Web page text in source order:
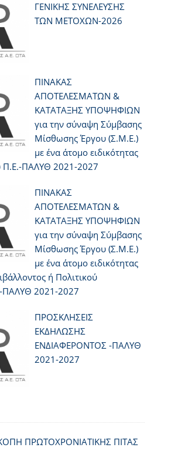
ΓΕΝΙΚΗΣ ΣΥΝΕΛΕΥΣΗΣ
ΤΩΝ ΜΕΤΟΧΩΝ-2026
ΠΙΝΑΚΑΣ
ΑΠΟΤΕΛΕΣΜΑΤΩΝ &
ΚΑΤΑΤΑΞΗΣ ΥΠΟΨΗΦΙΩΝ
για την σύναψη Σύμβασης
Μίσθωσης Έργου (Σ.Μ.Ε.)
με ένα άτομο ειδικότητας
Π.Ε.-ΠΑΛΥΘ 2021-2027
ΠΙΝΑΚΑΣ
ΑΠΟΤΕΛΕΣΜΑΤΩΝ &
ΚΑΤΑΤΑΞΗΣ ΥΠΟΨΗΦΙΩΝ
για την σύναψη Σύμβασης
Μίσθωσης Έργου (Σ.Μ.Ε.)
με ένα άτομο ειδικότητας
ή Πολιτικού
ΠΑΛΥΘ 2021-2027
ΠΡΟΣΚΛΗΣΕΙΣ
ΕΚΔΗΛΩΣΗΣ
ΕΝΔΙΑΦΕΡΟΝΤΟΣ -ΠΑΛΥΘ
2021-2027
ΠΡΩΤΟΧΡΟΝΙΑΤΙΚΗΣ ΠΙΤΑΣ